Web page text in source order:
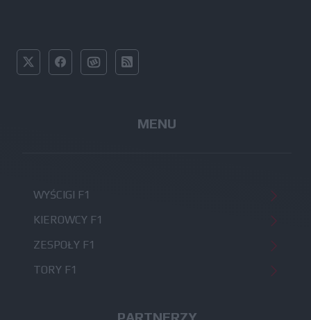
MENU
WYŚCIGI F1
KIEROWCY F1
ZESPOŁY F1
TORY F1
PARTNERZY